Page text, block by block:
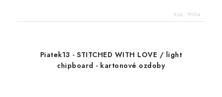
Kód: 79924
Piatek13 - STITCHED WITH LOVE / light
chipboard - kartonové ozdoby